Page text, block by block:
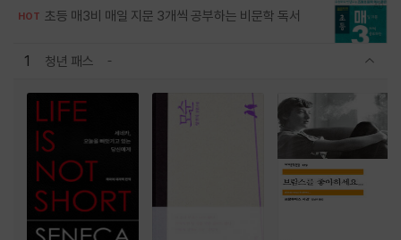
HOT 초등 매3비 매일 지문 3개씩 공부하는 비문학 독서
1 청년 패스